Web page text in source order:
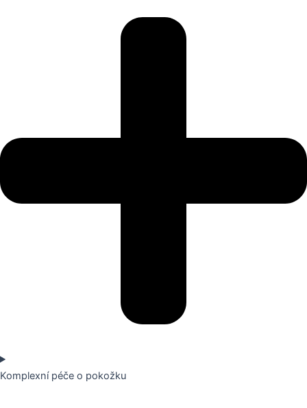
Komplexní péče o pokožku